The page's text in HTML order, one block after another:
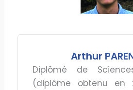
Arthur
Diplômé de
(diplôme obtenu en